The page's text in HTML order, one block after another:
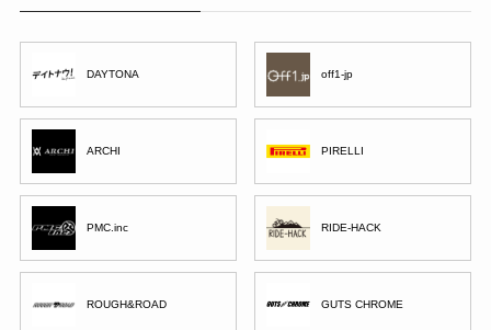
DAYTONA off1-jp
ARCHI PIRELLI
PMC.inc RIDE-HACK
ROUGH&ROAD GUTS CHROME